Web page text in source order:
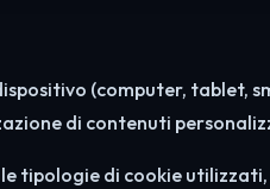
(computer, tablet,
di contenuti
tipologie di cookie